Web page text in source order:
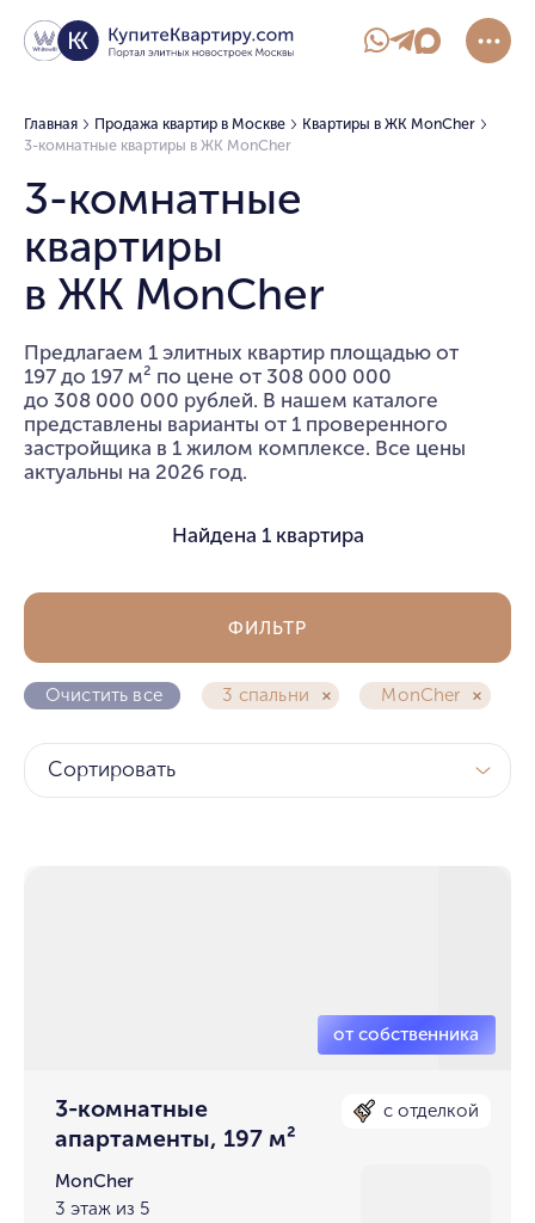
Главная Продажа квартир в Москве
Квартиры в ЖК MonCher
3-комнатные квартиры в ЖК MonCher
3-комнатные
квартиры
в ЖК MonCher
Предлагаем 1 элитных квартир площадью от
197 до 197 м² по цене от 308 000 000
до 308 000 000 рублей. В нашем каталоге
представлены варианты от 1 проверенного
застройщика в 1 жилом комплексе. Все цены
актуальны на 2026 год.
Найдена 1 квартира
Очистить все 3 спальни MonCher
ФИЛЬТР
Сортировать
3-комнатные
апартаменты, 197 м²
с отделкой
MonCher
3 этаж из 5